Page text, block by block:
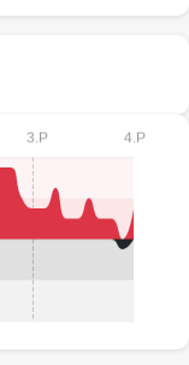
bitti. İstatistikler,